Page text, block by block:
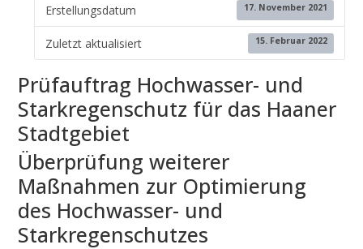
Erstellungsdatum 17. November 2021
Zuletzt aktualisiert 15. Februar 2022
Prüfauftrag Hochwasser- und
Starkregenschutz für das Haaner
Stadtgebiet
Überprüfung weiterer
Maßnahmen zur Optimierung
des Hochwasser- und
Starkregenschutzes